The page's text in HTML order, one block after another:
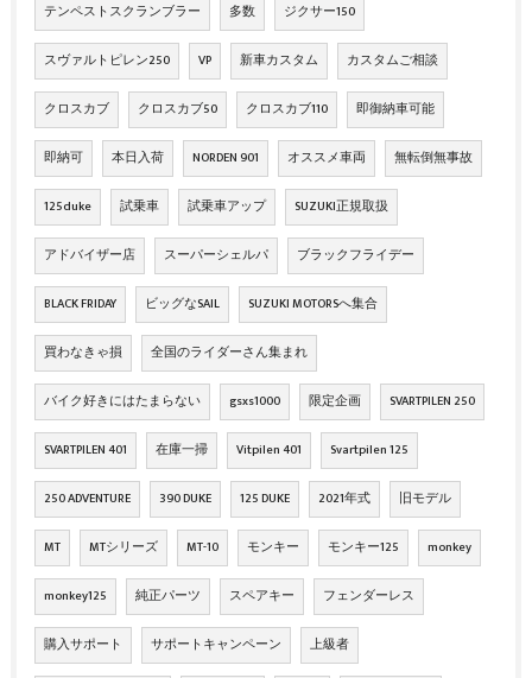
テンペストスクランブラー 多数 ジクサー150
スヴァルトピレン250 VP 新車カスタム カスタムご相談
クロスカブ クロスカブ50 クロスカブ110 即御納車可能
即納可 本日入荷 NORDEN 901 オススメ車両 無転倒無事故
125duke 試乗車 試乗車アップ SUZUKI正規取扱
アドバイザー店 スーパーシェルパ ブラックフライデー
BLACK FRIDAY ビッグなSAIL SUZUKI MOTORSへ集合
買わなきゃ損 全国のライダーさん集まれ
バイク好きにはたまらない gsxs1000 限定企画 SVARTPILEN 250
SVARTPILEN 401 在庫一掃 Vitpilen 401 Svartpilen 125
250 ADVENTURE 390 DUKE 125 DUKE 2021年式 旧モデル
MT MTシリーズ MT-10 モンキー モンキー125 monkey
monkey125 純正パーツ スペアキー フェンダーレス
購入サポート サポートキャンペーン 上級者